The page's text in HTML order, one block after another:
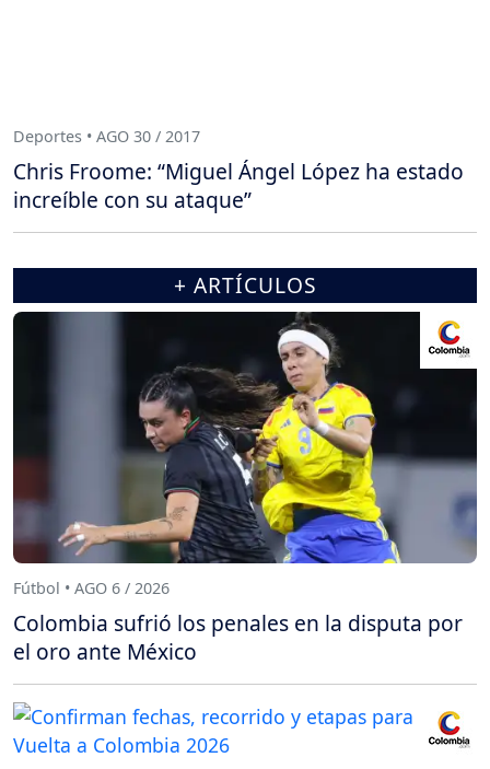
Deportes • AGO 30 / 2017
Chris Froome: “Miguel Ángel López ha estado
increíble con su ataque”
+ ARTÍCULOS
Fútbol • AGO 6 / 2026
Colombia sufrió los penales en la disputa por
el oro ante México